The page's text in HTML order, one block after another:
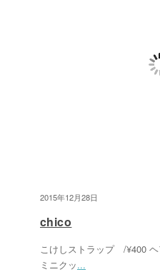
2015年12月28日
chico
こけしストラップ /¥400
ミニクッ...